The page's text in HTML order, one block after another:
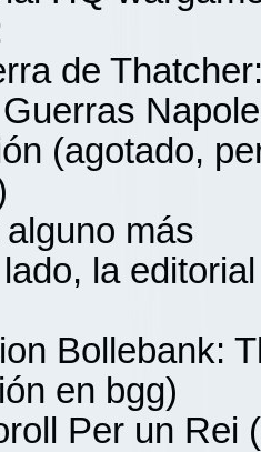
de
(agotado,
más
la
Bollebank:
en bgg)
Per un Rei